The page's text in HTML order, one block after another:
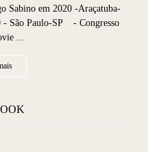
Sabino em 2020 -Araçatuba-
- São Paulo-SP - Congresso
...